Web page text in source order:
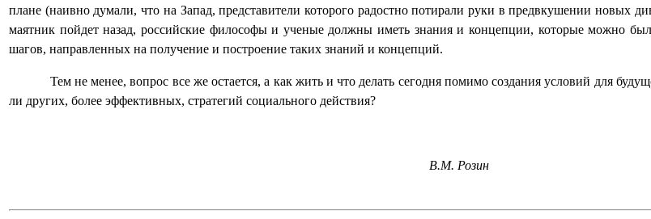
плане (наивно думали, что на Запад, представители которого радостно потирали руки в предвкушении новых
маятник пойдет назад, российские философы и ученые должны иметь знания и концепции, которые можно
шагов, направленных на получение и построение таких знаний и концепций.
Тем не менее, вопрос все же остается, а как жить и что делать сегодня помимо создания условий для
ли других, более эффективных, стратегий социального действия?
В.М. Розин